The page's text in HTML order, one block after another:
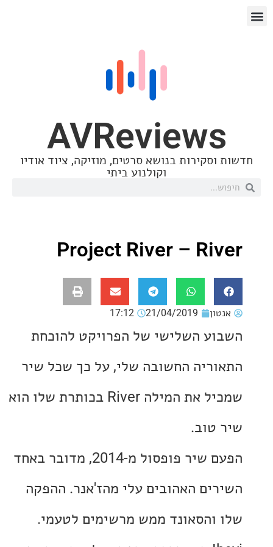
בנושא סרטים, מוזיקה, ציוד אודיו
וקולנוע ביתי
Project River –
21/04/2019
17:12
השלישי של הפרויקט להוכחת
החשובה שלי, על כך שכל שיר
שמכיל את המילה River בכותרת שלו הוא
הפעם שיר פופסול מ-2014, מדובר באחד
האהובים עלי מהז'אנר. ההפקה
ממש מרשימים לטעמי.